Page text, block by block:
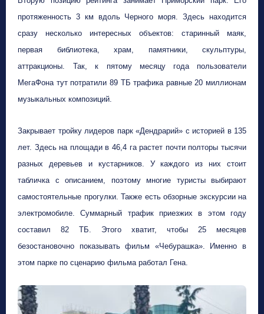
протяженность 3 км вдоль Черного моря. Здесь находится
сразу несколько интересных объектов: старинный маяк,
первая библиотека, храм, памятники, скульптуры,
аттракционы.
Так, к пятому месяцу года пользователи
МегаФона тут потратили 89 ТБ трафика равные 20 миллионам
музыкальных композиций.
Закрывает тройку лидеров парк «Дендрарий» с историей в 135
лет. Здесь на площади в 46,4 га растет почти полторы тысячи
разных деревьев и кустарников. У каждого из них стоит
табличка с описанием, поэтому многие туристы выбирают
самостоятельные прогулки. Также есть обзорные экскурсии на
электромобиле. Суммарный трафик приезжих в этом году
составил 82 ТБ. Этого хватит, чтобы 25 месяцев
безостановочно показывать фильм «Чебурашка». Именно в
этом парке по сценарию фильма работал Гена.